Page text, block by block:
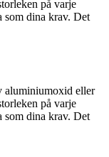
på varje
som dina krav. Det
aluminiumoxid eller
på varje
som dina krav. Det